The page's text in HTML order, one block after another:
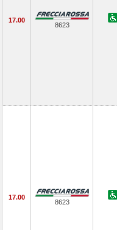
17.00
8623
17.00
8623